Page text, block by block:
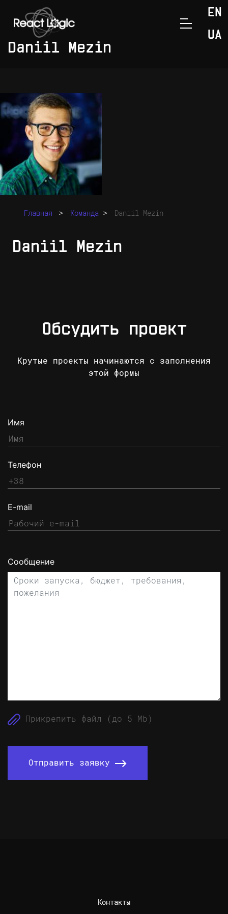
Перейти к содержанию
EN
UA
Daniil Mezin
Главная > Команда> Daniil Mezin
Daniil Mezin
Обсудить проект
Крутые проекты начинаются с заполнения
этой формы
Имя
Телефон
E-mail
Сообщение
Прикрепить файл (до 5 Mb)
Отправить заявку
Контакты